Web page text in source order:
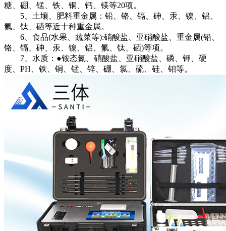
糖、硼、锰、铁、铜、钙、镁等20项。
5、土壤、肥料重金属：铅、铬、镉、砷、汞、镍、铝、
氟、钛、硒等近十种重金属。
6、食品(水果、蔬菜等):硝酸盐、亚硝酸盐、重金属(铅、
铬、镉、砷、汞、镍、铝、氟、钛、硒)等项。
7、水质：●铵态氮、硝酸盐、亚硝酸盐、磷、钾、硬
度、PH、铁、铜、锰、锌、硼、氯、硫、硅、钼等。